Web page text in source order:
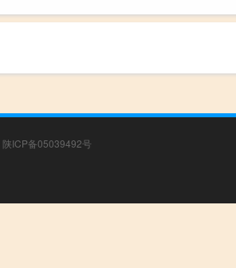
陕ICP备05039492号